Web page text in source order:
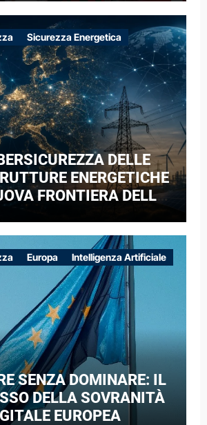
Sicurezza Energetica
DELLE
ENERGETICHE
FRONTIERA DELLA
RETI ELETTRICHE
NEL CONTESTO DELLA
IBRIDA
Europa Intelligenza Artificiale
SENZA DOMINARE: IL
DELLA SOVRANITÀ
EUROPEA